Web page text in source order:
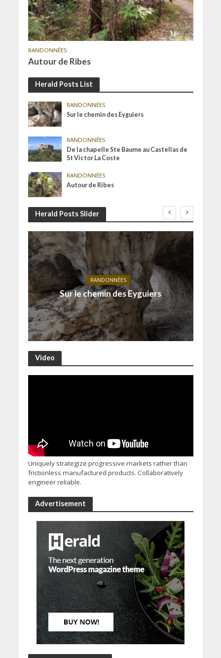
RANDONNÉES
Autour de Ribes
Herald Posts List
RANDONNÉES
Sur le chemin des Eyguiers
RANDONNÉES
De la chapelle Ste Baume au Castellas de
St Victor La Coste
RANDONNÉES
Autour de Ribes
Herald Posts Slider
RANDONNÉES
Sur le chemin des Eyguiers
Video
Uniquely strategize progressive markets rather than
frictionless manufactured products. Collaboratively
engineer reliable.
Advertisement